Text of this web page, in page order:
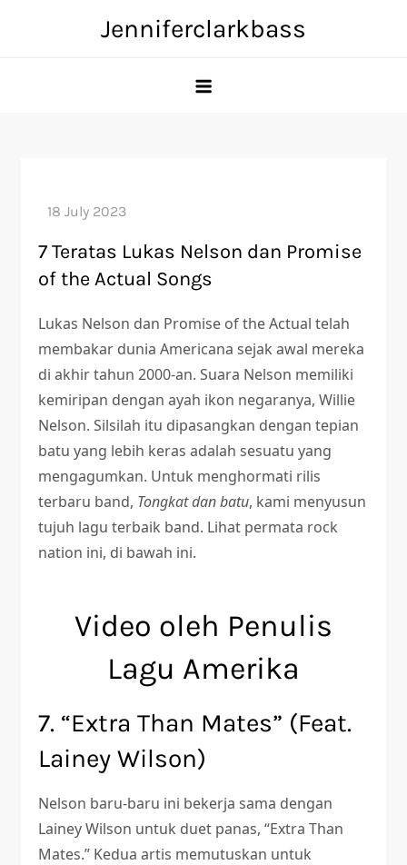
Jenniferclarkbass
7 Teratas Lukas Nelson dan Promise
of the Actual Songs
Lukas Nelson dan Promise of the Actual telah
membakar dunia Americana sejak awal mereka
di akhir tahun 2000-an. Suara Nelson memiliki
kemiripan dengan ayah ikon negaranya, Willie
Nelson. Silsilah itu dipasangkan dengan tepian
batu yang lebih keras adalah sesuatu yang
mengagumkan. Untuk menghormati rilis
terbaru band, Tongkat dan batu, kami menyusun
tujuh lagu terbaik band. Lihat permata rock
nation ini, di bawah ini.
Video oleh Penulis
Lagu Amerika
7. “Extra Than Mates” (Feat.
Lainey Wilson)
Nelson baru-baru ini bekerja sama dengan
Lainey Wilson untuk duet panas, “Extra Than
Mates.” Kedua artis memutuskan untuk